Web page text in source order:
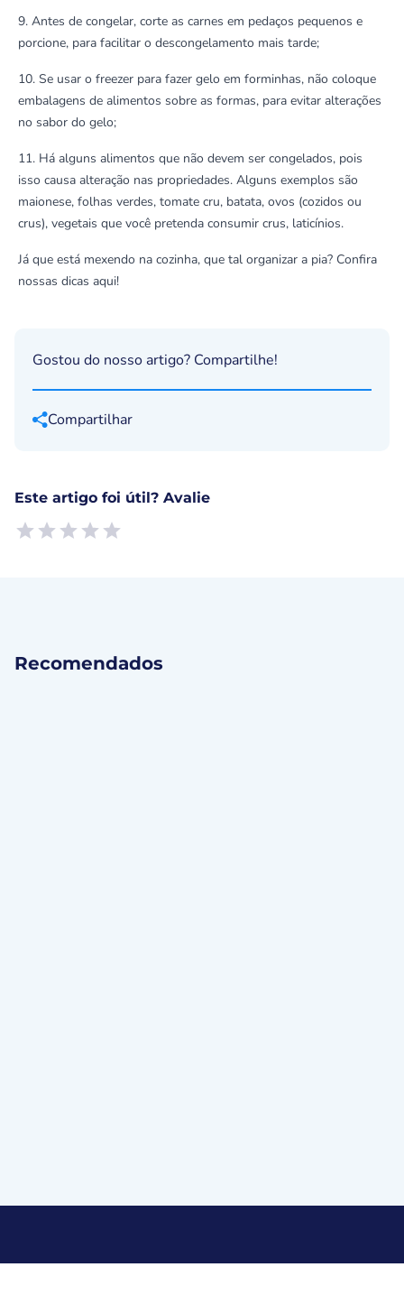
9. Antes de congelar, corte as carnes em pedaços pequenos e
porcione, para facilitar o descongelamento mais tarde;
10. Se usar o freezer para fazer gelo em forminhas, não coloque
embalagens de alimentos sobre as formas, para evitar alterações
no sabor do gelo;
11. Há alguns alimentos que não devem ser congelados, pois
isso causa alteração nas propriedades. Alguns exemplos são
maionese, folhas verdes, tomate cru, batata, ovos (cozidos ou
crus), vegetais que você pretenda consumir crus, laticínios.
Já que está mexendo na cozinha, que tal organizar a pia? Confira
nossas dicas aqui!
Gostou do nosso artigo? Compartilhe!
Compartilhar
Este artigo foi útil? Avalie
Recomendados